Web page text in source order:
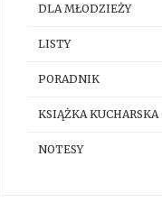
DLA MŁODZIEŻY
LISTY
PORADNIK
KSIĄŻKA KUCHARSKA
NOTESY